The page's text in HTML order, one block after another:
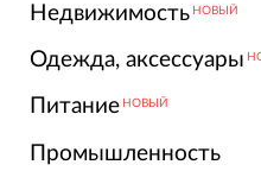
Недвижимость НОВЫЙ
Одежда, аксессуары
Питание НОВЫЙ
Промышленность